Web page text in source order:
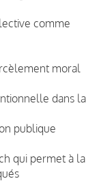
comme
moral
dans la
publique
qui permet à la